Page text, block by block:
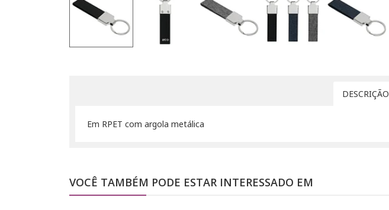
DESCRIÇÃO
Em RPET com argola metálica
VOCÊ TAMBÉM PODE ESTAR INTERESSADO EM